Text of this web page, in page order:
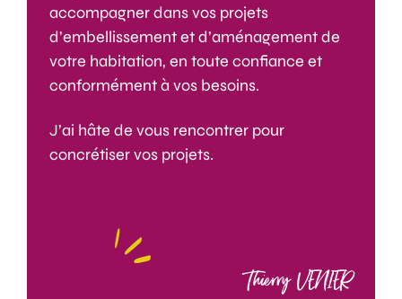
accompagner dans vos projets
d’embellissement et d’aménagement de
votre habitation, en toute confiance et
conformément à vos besoins.
J’ai hâte de vous rencontrer pour
concrétiser vos projets.
Thierry VENIER